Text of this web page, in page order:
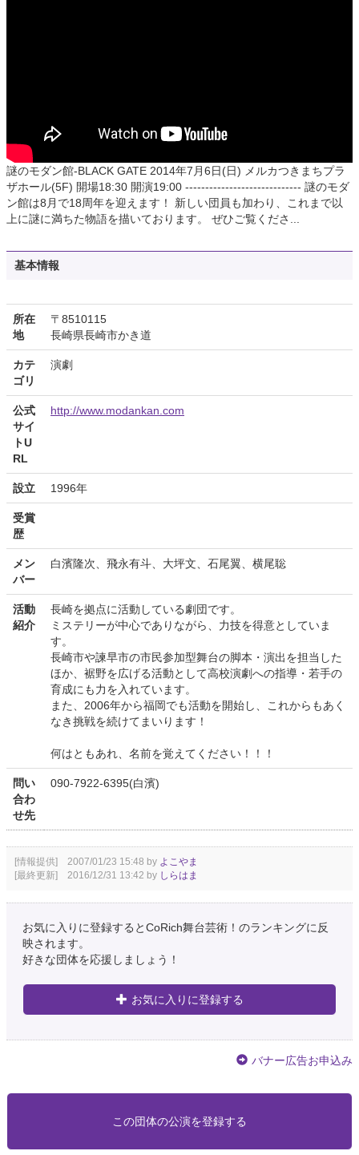
謎のモダン館-BLACK GATE 2014年7月6日(日) メルカつきまちプラ
ザホール(5F) 開場18:30 開演19:00 ----------------------------- 謎のモダ
ン館は8月で18周年を迎えます！ 新しい団員も加わり、これまで以
上に謎に満ちた物語を描いております。 ぜひご覧くださ...
基本情報
所在
地
〒8510115
長崎県長崎市かき道
カテ
ゴリ
演劇
公式
サイ
トU
RL
http://www.modankan.com
設立 1996年
受賞
歴
メン
バー
白濱隆次、飛永有斗、大坪文、石尾翼、横尾聡
活動
紹介
長崎を拠点に活動している劇団です。
ミステリーが中心でありながら、力技を得意としていま
す。
長崎市や諫早市の市民参加型舞台の脚本・演出を担当した
ほか、裾野を広げる活動として高校演劇への指導・若手の
育成にも力を入れています。
また、2006年から福岡でも活動を開始し、これからもあく
なき挑戦を続けてまいります！
何はともあれ、名前を覚えてください！！！
問い
合わ
せ先
090-7922-6395(白濱)
[情報提供] 2007/01/23 15:48 by よこやま
[最終更新] 2016/12/31 13:42 by しらはま
お気に入りに登録するとCoRich舞台芸術！のランキングに反
映されます。
好きな団体を応援しましょう！
お気に入りに登録する
バナー広告お申込み
この団体の公演を登録する